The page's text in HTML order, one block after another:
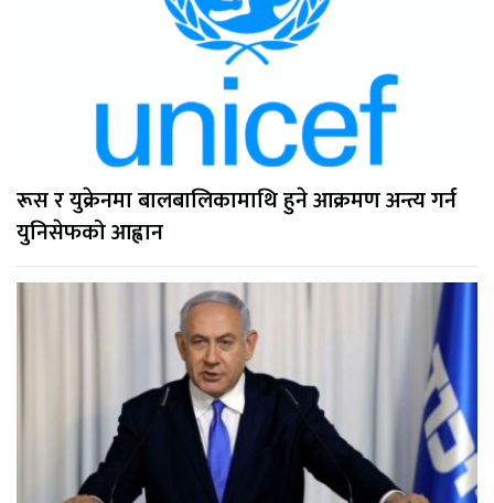
रूस र युक्रेनमा बालबालिकामाथि हुने आक्रमण अन्त्य गर्न
युनिसेफको आह्वान